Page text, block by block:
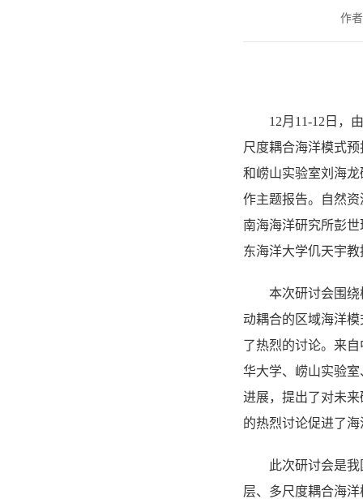
作
12月 11-12 日，
尺度耦合海洋模式
和崂山实验室刘海
作主题报告。自然
南海海洋研究所彭
东海洋大学仉天宇
本次研讨会围
动耦合的区域海洋
了热烈的讨论。来
华大学、崂山实验
进展，提出了对未
的热烈讨论促进了
此次研讨会是
层、多尺度耦合海